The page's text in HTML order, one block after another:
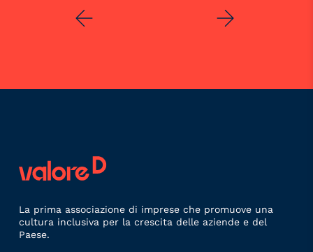
La prima associazione di imprese che promuove una
cultura inclusiva per la crescita delle aziende e del
Paese.